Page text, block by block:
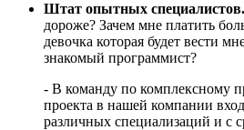
Штат опытных специалистов.
дороже? Зачем мне платить
девочка которая будет вести
знакомый программист?
- В команду по комплексному
проекта в нашей компании
различных специализаций и с